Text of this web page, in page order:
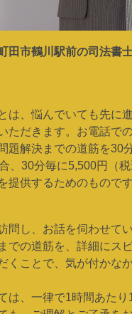
田市鶴川駅前の司法書
は、悩んでいても先に
ただきます。お電話で
題解決までの道筋を30
、30分毎に5,500円（
提供するためのものです
問し、お話を伺わせて
での道筋を、詳細にス
くことで、気が付かな
は、一律で1時間あた